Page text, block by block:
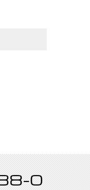
0